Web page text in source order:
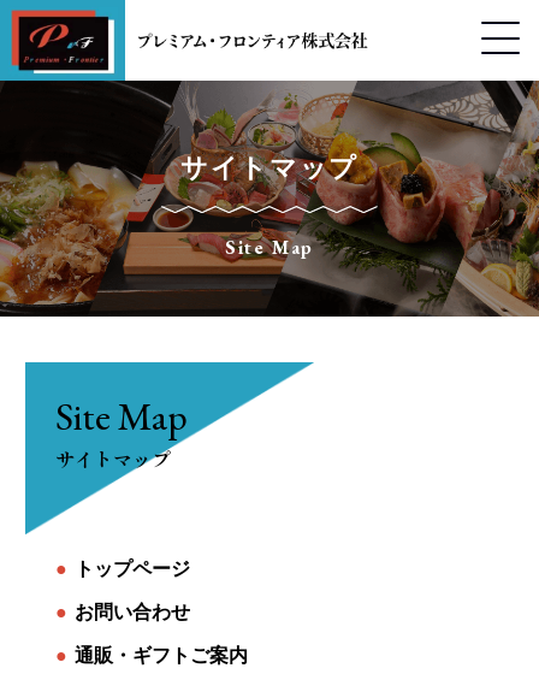
サイトマップ
Site Map
Site Map
サイトマップ
● トップページ
● お問い合わせ
● 通販・ギフトご案内